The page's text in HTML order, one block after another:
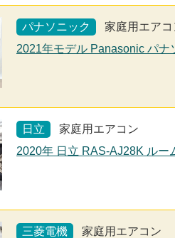
パナソニック
家庭用エアコ
2021年モデル Panasonic パ
日立
家庭用エアコン
2020年 日立 RAS-AJ28K ルー
三菱電機
家庭用エアコン